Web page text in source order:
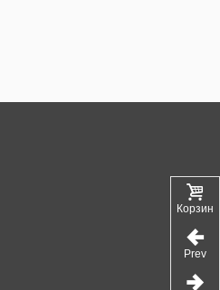
Корзина
Prev